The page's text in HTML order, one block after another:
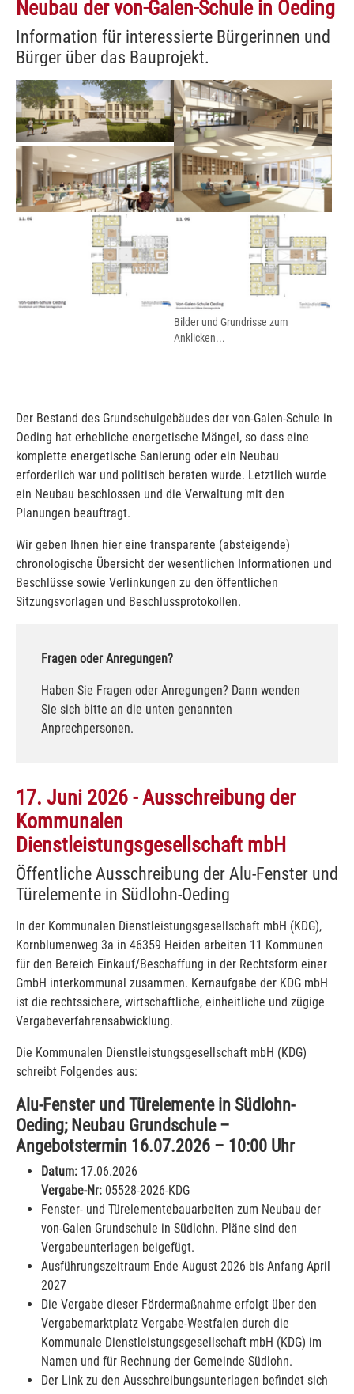
Neubau der von-Galen-Schule in Oeding
Information für interessierte Bürgerinnen und
Bürger über das Bauprojekt.
Show larger version Show larger version
Show larger version Show larger version
Show larger version Show larger version for:
Bilder und Grundrisse zum
Anklicken...
Der Bestand des Grundschulgebäudes der von-Galen-Schule in
Oeding hat erhebliche energetische Mängel, so dass eine
komplette energetische Sanierung oder ein Neubau
erforderlich war und politisch beraten wurde. Letztlich wurde
ein Neubau beschlossen und die Verwaltung mit den
Planungen beauftragt.
Wir geben Ihnen hier eine transparente (absteigende)
chronologische Übersicht der wesentlichen Informationen und
Beschlüsse sowie Verlinkungen zu den öffentlichen
Sitzungsvorlagen und Beschlussprotokollen.
Fragen oder Anregungen?
Haben Sie Fragen oder Anregungen? Dann wenden
Sie sich bitte an die unten genannten
Anprechpersonen.
17. Juni 2026 - Ausschreibung der
Kommunalen
Dienstleistungsgesellschaft mbH
Öffentliche Ausschreibung der Alu-Fenster und
Türelemente in Südlohn-Oeding
In der Kommunalen Dienstleistungsgesellschaft mbH (KDG),
Kornblumenweg 3a in 46359 Heiden arbeiten 11 Kommunen
für den Bereich Einkauf/Beschaffung in der Rechtsform einer
GmbH interkommunal zusammen. Kernaufgabe der KDG mbH
ist die rechtssichere, wirtschaftliche, einheitliche und zügige
Vergabeverfahrensabwicklung.
Die Kommunalen Dienstleistungsgesellschaft mbH (KDG)
schreibt Folgendes aus:
Alu-Fenster und Türelemente in Südlohn-
Oeding; Neubau Grundschule –
Angebotstermin 16.07.2026 – 10:00 Uhr
Datum: 17.06.2026
Vergabe-Nr: 05528-2026-KDG
Fenster- und Türelementebauarbeiten zum Neubau der
von-Galen Grundschule in Südlohn. Pläne sind den
Vergabeunterlagen beigefügt.
Ausführungszeitraum Ende August 2026 bis Anfang April
2027
Die Vergabe dieser Fördermaßnahme erfolgt über den
Vergabemarktplatz Vergabe-Westfalen durch die
Kommunale Dienstleistungsgesellschaft mbH (KDG) im
Namen und für Rechnung der Gemeinde Südlohn.
Der Link zu den Ausschreibungsunterlagen befindet sich